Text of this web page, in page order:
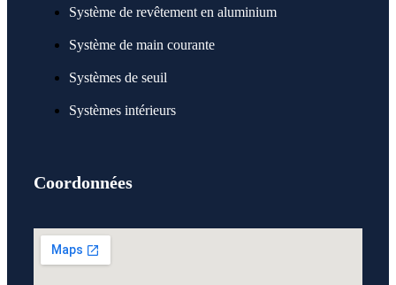
Système de revêtement en aluminium
Système de main courante
Systèmes de seuil
Systèmes intérieurs
Coordonnées